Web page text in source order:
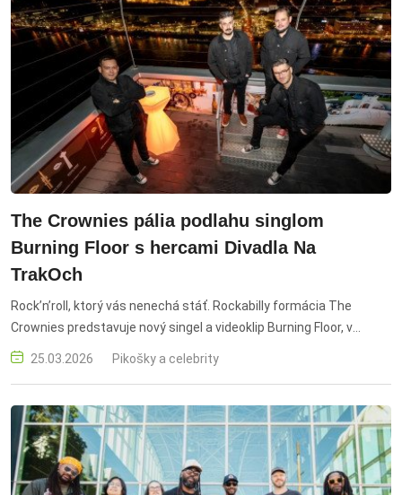
The Crownies pália podlahu singlom
Burning Floor s hercami Divadla Na
TrakOch
Rock’n’roll, ktorý vás nenechá stáť. Rockabilly formácia The
Crownies predstavuje nový singel a videoklip Burning Floor, v
ktorom sa energický rock’n’roll stretáva s ochotníckym divadlom.
25.03.2026 Pikošky a celebrity